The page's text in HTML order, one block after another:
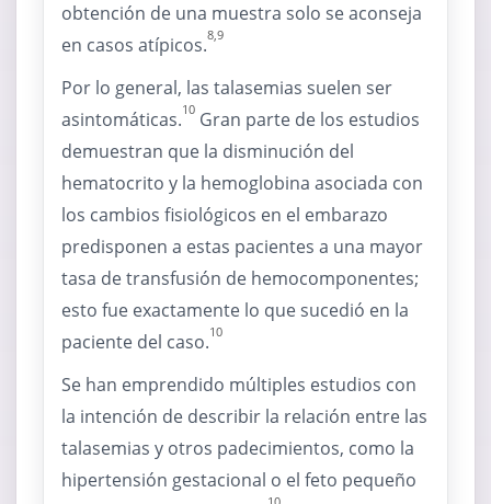
obtención de una muestra solo se aconseja
en casos atípicos.8,9
Por lo general, las talasemias suelen ser
asintomáticas.10 Gran parte de los estudios
demuestran que la disminución del
hematocrito y la hemoglobina asociada con
los cambios fisiológicos en el embarazo
predisponen a estas pacientes a una mayor
tasa de transfusión de hemocomponentes;
esto fue exactamente lo que sucedió en la
paciente del caso.10
Se han emprendido múltiples estudios con
la intención de describir la relación entre las
talasemias y otros padecimientos, como la
hipertensión gestacional o el feto pequeño